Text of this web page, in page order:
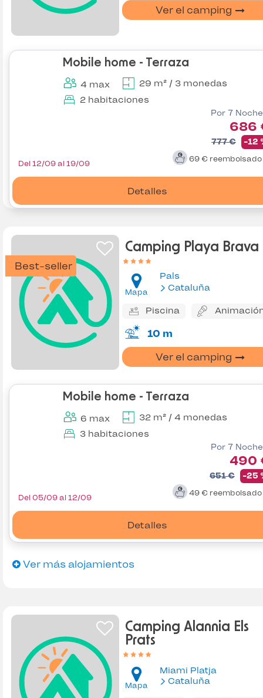
Ver el camping
Mobile home - Terraza
4 max
29 m² / 3 monedas
2 habitaciones
Por 7
686
777 € -12
69 € reembolsado
Detalles
Del 12/09 al 19/09
Best-seller
Camping Playa Brava
Mapa
Pals
Cataluña
Piscina
10 m
Ver el camping
Mobile home - Terraza
6 max
32 m² / 4 monedas
3 habitaciones
Por 7
490
651 € -25
49 € reembolsado
Detalles
Del 05/09 al 12/09
Ver más alojamientos
Camping Alannia Els
Prats
Mapa
Miami Platja
Cataluña